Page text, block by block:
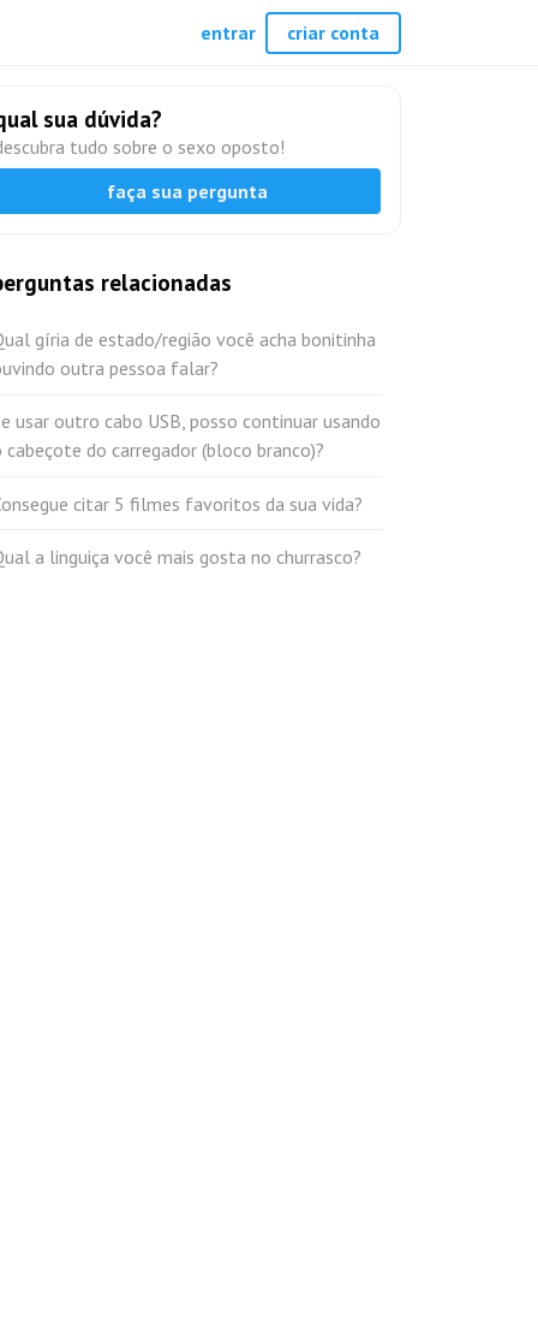
sua dúvida?
tudo sobre o sexo oposto!
faça sua pergunta
relacionadas
gíria de estado/região você acha bonitinha
outra pessoa falar?
usar outro cabo USB, posso continuar usando
cabeçote do carregador (bloco branco)?
citar 5 filmes favoritos da sua vida?
a linguiça você mais gosta no churrasco?
entrar criar conta